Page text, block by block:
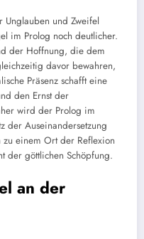
Unglauben und Zweifel
im Prolog noch deutlicher.
der Hoffnung, die dem
davor bewahren,
Präsenz schafft eine
den Ernst der
wird der Prolog im
der Auseinandersetzung
zu einem Ort der Reflexion
der göttlichen Schöpfung.
an der